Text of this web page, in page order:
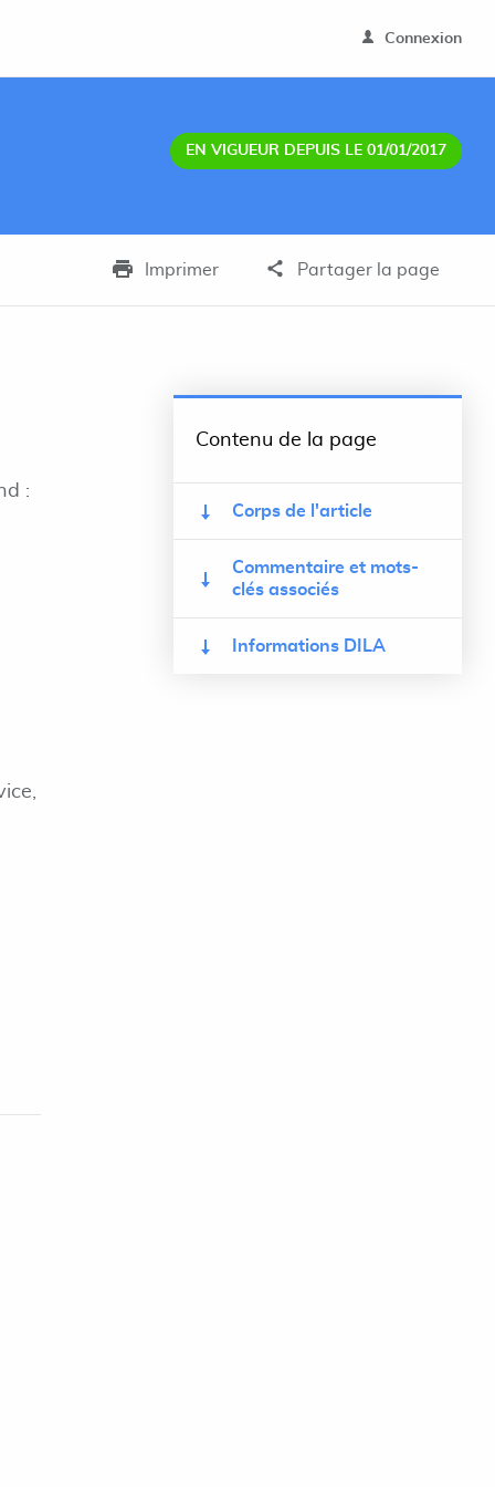
Connexion
EN VIGUEUR DEPUIS LE 01/01/2017
Imprimer Partager la page
:
Contenu de la page
Corps de l'article
Commentaire et mots-
clés associés
Informations DILA